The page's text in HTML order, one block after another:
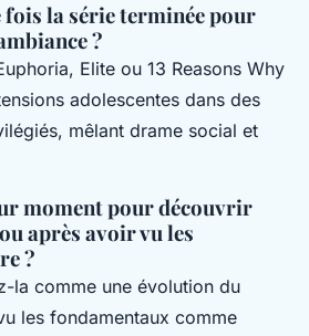
fois la série terminée pour
?
, Elite ou 13 Reasons Why
adolescentes dans des
mêlant drame social et
moment pour découvrir
après avoir vu les
?
la comme une évolution du
les fondamentaux comme